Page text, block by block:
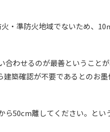
・準防火地域でないため、10
わせるのが最善ということ
築確認が不要であるとのお
ら50cm離してください。とい